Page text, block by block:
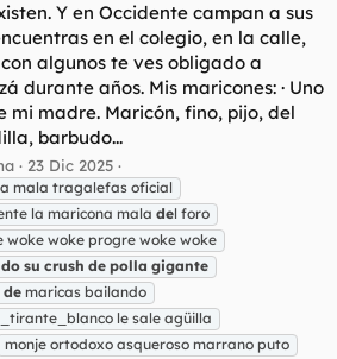
Y en Occidente campan a sus
en el colegio, en la calle,
algunos te ves obligado a
durante años. Mis maricones: · Uno
mi madre. Maricón, fino, pijo, del
barbudo...
23 Dic 2025
mala tragalefas oficial
la maricona mala del foro
woke progre woke woke
su crush de polla gigante
de maricas bailando
le sale agüilla
monje ortodoxo asqueroso marrano puto